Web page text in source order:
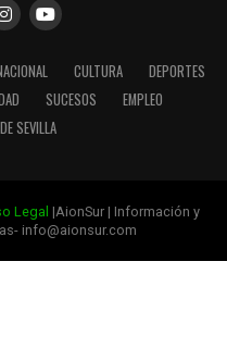
CULTURA
DEPORTES
SUCESOS
EMPLEO
SEVILLA
Legal |AionSur | Información y
info@aionsur.com